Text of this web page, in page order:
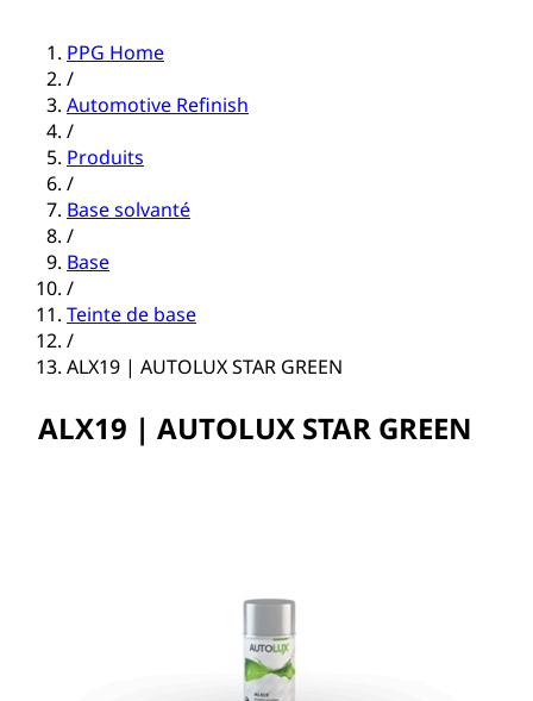
PPG Home
/
Automotive Refinish
/
Produits
/
Base solvanté
/
Base
/
Teinte de base
/
ALX19 | AUTOLUX STAR GREEN
ALX19 | AUTOLUX STAR GREEN